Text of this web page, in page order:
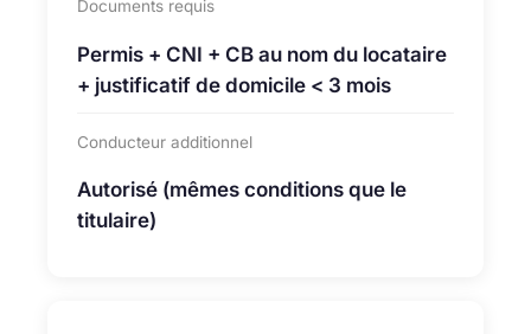
Documents requis
Permis + CNI + CB au nom du locataire
+ justificatif de domicile < 3 mois
Conducteur additionnel
Autorisé (mêmes conditions que le
titulaire)